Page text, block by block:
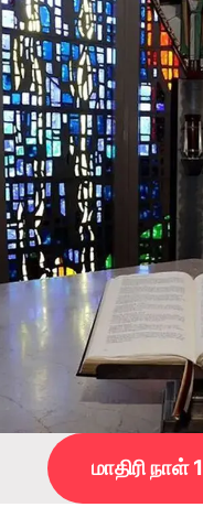
மாதிரி நாள் 1